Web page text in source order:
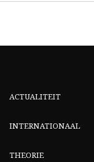
ACTUALITEIT
INTERNATIONAAL
THEORIE